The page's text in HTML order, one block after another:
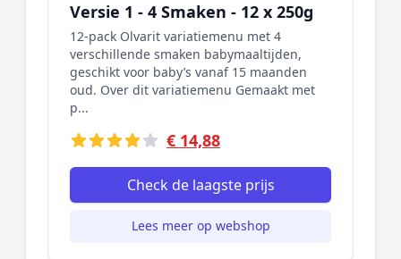
Versie 1 - 4 Smaken - 12 x 250g
12-pack Olvarit variatiemenu met 4
verschillende smaken babymaaltijden,
geschikt voor baby’s vanaf 15 maanden
oud. Over dit variatiemenu Gemaakt met
p...
€ 14,88
Check de laagste prijs
Lees meer op webshop